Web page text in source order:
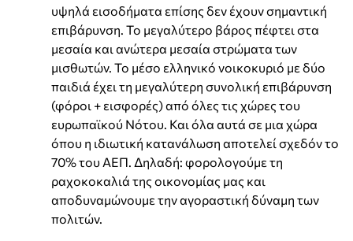
υψηλά εισοδήματα επίσης δεν έχουν σημαντική
επιβάρυνση. Το μεγαλύτερο βάρος πέφτει στα
μεσαία και ανώτερα μεσαία στρώματα των
μισθωτών. Το μέσο ελληνικό νοικοκυριό με δύο
παιδιά έχει τη μεγαλύτερη συνολική επιβάρυνση
(φόροι + εισφορές) από όλες τις χώρες του
ευρωπαϊκού Νότου. Και όλα αυτά σε μια χώρα
όπου η ιδιωτική κατανάλωση αποτελεί σχεδόν το
70% του ΑΕΠ. Δηλαδή: φορολογούμε τη
ραχοκοκαλιά της οικονομίας μας και
αποδυναμώνουμε την αγοραστική δύναμη των
πολιτών.